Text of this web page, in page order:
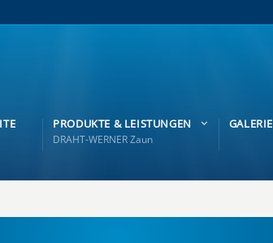
PRODUKTE & LEISTUNGEN
DRAHT-WERNER Zaun
GALERIE